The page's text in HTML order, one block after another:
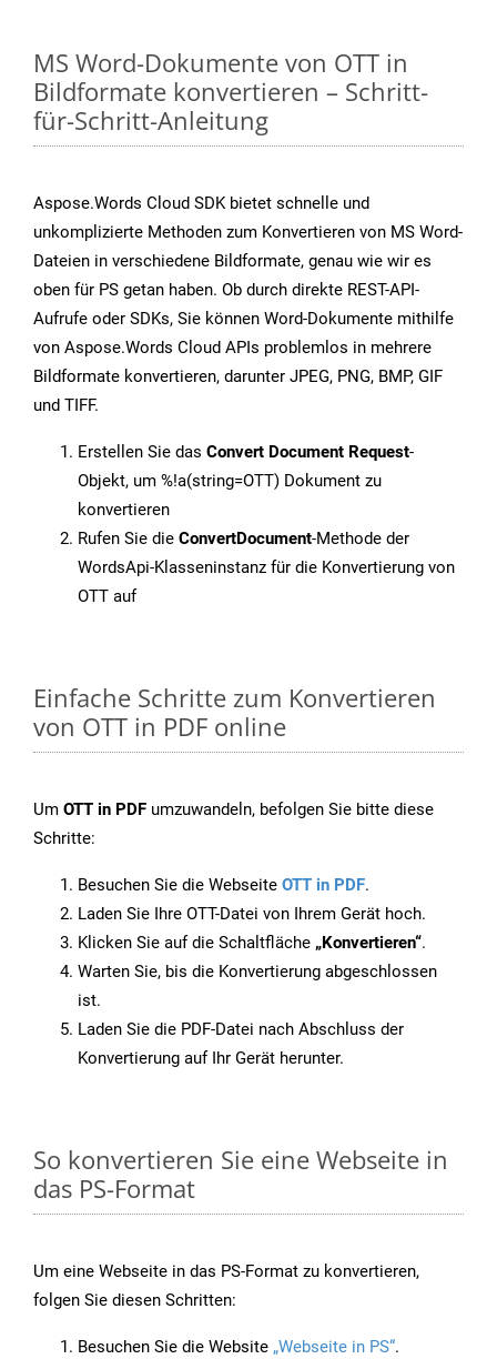
MS Word-Dokumente von OTT in
Bildformate konvertieren – Schritt-
für-Schritt-Anleitung
Aspose.Words Cloud SDK bietet schnelle und
unkomplizierte Methoden zum Konvertieren von MS Word-
Dateien in verschiedene Bildformate, genau wie wir es
oben für PS getan haben. Ob durch direkte REST-API-
Aufrufe oder SDKs, Sie können Word-Dokumente mithilfe
von Aspose.Words Cloud APIs problemlos in mehrere
Bildformate konvertieren, darunter JPEG, PNG, BMP, GIF
und TIFF.
Erstellen Sie das Convert Document Request-
Objekt, um %!a(string=OTT) Dokument zu
konvertieren
Rufen Sie die ConvertDocument-Methode der
WordsApi-Klasseninstanz für die Konvertierung von
OTT auf
Einfache Schritte zum Konvertieren
von OTT in PDF online
Um OTT in PDF umzuwandeln, befolgen Sie bitte diese
Schritte:
Besuchen Sie die Webseite OTT in PDF.
Laden Sie Ihre OTT-Datei von Ihrem Gerät hoch.
Klicken Sie auf die Schaltfläche „Konvertieren“.
Warten Sie, bis die Konvertierung abgeschlossen
ist.
Laden Sie die PDF-Datei nach Abschluss der
Konvertierung auf Ihr Gerät herunter.
So konvertieren Sie eine Webseite in
das PS-Format
Um eine Webseite in das PS-Format zu konvertieren,
folgen Sie diesen Schritten:
Besuchen Sie die Website „Webseite in PS“.